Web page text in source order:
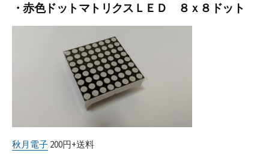
・赤色ドットマトリクスＬＥＤ ８ｘ８ドット
秋月電子 200円+送料